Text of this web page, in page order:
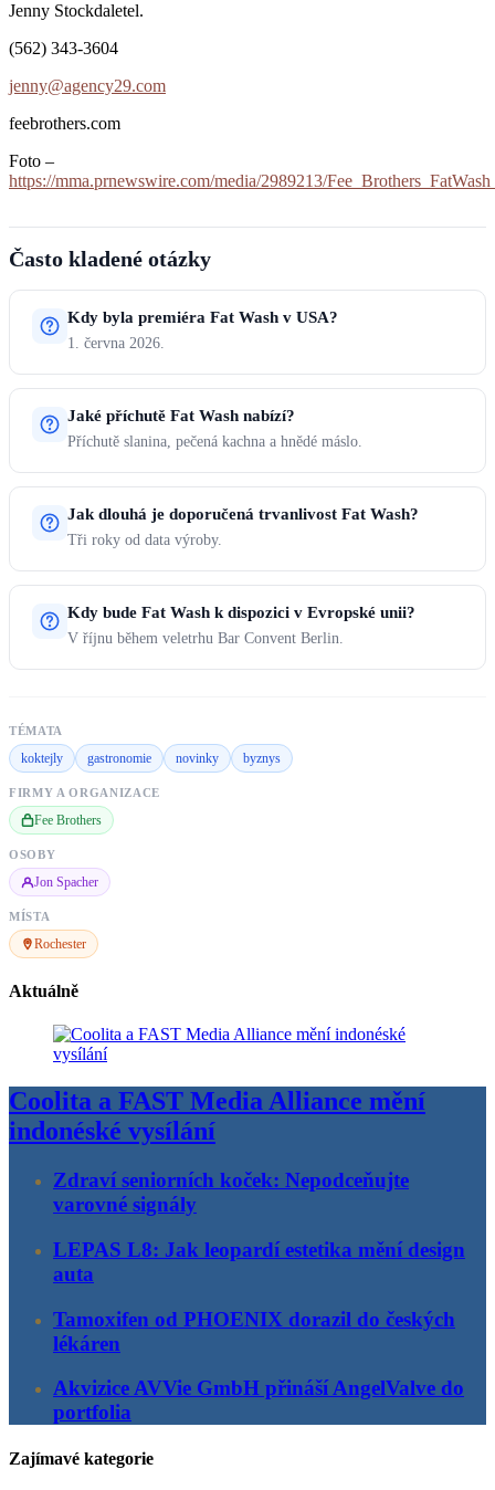
Jenny Stockdaletel.
(562) 343-3604
jenny@agency29.com
feebrothers.com
Foto –
https://mma.prnewswire.com/media/2989213/
Často kladené otázky
Kdy byla premiéra Fat Wash v USA?
1. června 2026.
Jaké příchutě Fat Wash nabízí?
Příchutě slanina, pečená kachna a hnědé máslo.
Jak dlouhá je doporučená trvanlivost Fat Wash?
Tři roky od data výroby.
Kdy bude Fat Wash k dispozici v Evropské unii?
V říjnu během veletrhu Bar Convent Berlin.
TÉMATA
koktejly gastronomie novinky byznys
FIRMY A ORGANIZACE
Fee Brothers
OSOBY
Jon Spacher
MÍSTA
Rochester
Aktuálně
Coolita a FAST Media Alliance mění
indonéské vysílání
Zdraví seniorních koček: Nepodceňujte
varovné signály
LEPAS L8: Jak leopardí estetika mění design
auta
Tamoxifen od PHOENIX dorazil do českých
lékáren
Akvizice AVVie GmbH přináší AngelValve do
portfolia
Zajímavé kategorie